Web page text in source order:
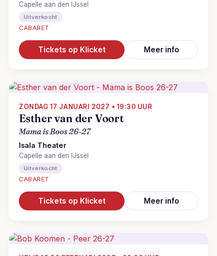
Capelle aan den IJssel
Uitverkocht
CABARET
Tickets op Klicket Meer info
ZONDAG 17 JANUARI 2027 • 19:30 UUR
Esther van der Voort
Mama is Boos 26-27
Isala Theater
Capelle aan den IJssel
Uitverkocht
CABARET
Tickets op Klicket Meer info